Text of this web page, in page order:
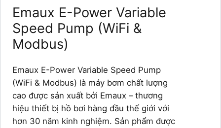
Emaux E-Power Variable
Speed Pump (WiFi &
Modbus)
Emaux E-Power Variable Speed Pump
(WiFi & Modbus) là máy bơm chất lượng
cao được sản xuất bởi Emaux – thương
hiệu thiết bị hồ bơi hàng đầu thế giới với
hơn 30 năm kinh nghiệm. Sản phẩm được